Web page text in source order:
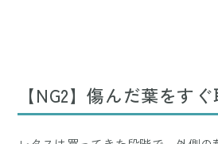
【NG2】傷んだ葉をす